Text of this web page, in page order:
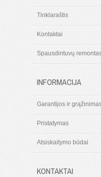
Tinklaraštis
Kontaktai
Spausdintuvų
INFORMACIJA
Garantijos ir
Pristatymas
Atsiskaitymo būdai
KONTAKTAI